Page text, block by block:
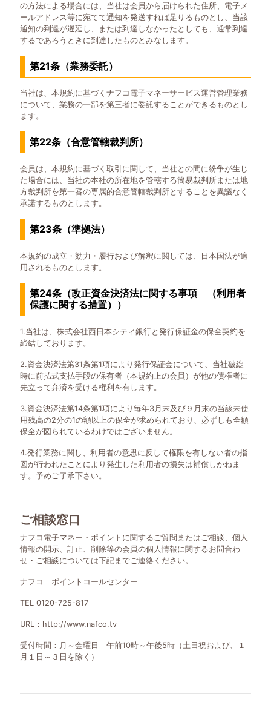
の方法による場合には、当社は会員から届けられた住所、電子メ
ールアドレス等に宛てて通知を発送すれば足りるものとし、当該
通知の到達が遅延し、または到達しなかったとしても、通常到達
するであろうときに到達したものとみなします。
第21条（業務委託）
当社は、本規約に基づくナフコ電子マネーサービス運営管理業務
について、業務の一部を第三者に委託することができるものとし
ます。
第22条（合意管轄裁判所）
会員は、本規約に基づく取引に関して、当社との間に紛争が生じ
た場合には、当社の本社の所在地を管轄する簡易裁判所または地
方裁判所を第一審の専属的合意管轄裁判所とすることを異議なく
承諾するものとします。
第23条（準拠法）
本規約の成立・効力・履行および解釈に関しては、日本国法が適
用されるものとします。
第24条（改正資金決済法に関する事項 （利用者
保護に関する措置））
1.当社は、株式会社西日本シティ銀行と発行保証金の保全契約を
締結しております。
2.資金決済法第31条第1項により発行保証金について、当社破綻
時に前払式支払手段の保有者（本規約上の会員）が他の債権者に
先立って弁済を受ける権利を有します。
3.資金決済法第14条第1項により毎年3月末及び９月末の当該未使
用残高の2分の1の額以上の保全が求められており、必ずしも全額
保全が図られているわけではございません。
4.発行業務に関し、利用者の意思に反して権限を有しない者の指
図が行われたことにより発生した利用者の損失は補償しかねま
す。予めご了承下さい。
ご相談窓口
ナフコ電子マネー・ポイントに関するご質問またはご相談、個人
情報の開示、訂正、削除等の会員の個人情報に関するお問合わ
せ・ご相談については下記までご連絡ください。
ナフコ ポイントコールセンター
TEL 0120-725-817
URL：http://www.nafco.tv
受付時間：月～金曜日 午前10時～午後5時（土日祝および、１
月１日～３日を除く）